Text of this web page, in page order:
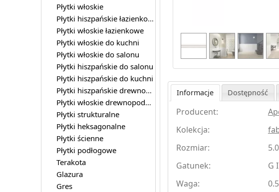
Informacje Dostępność
Producent:
Kolekcja:
Rozmiar:
Gatunek:
G I
Waga:
Płytki włoskie
Płytki hiszpańskie łazienkowe
Płytki włoskie łazienkowe
Płytki włoskie do kuchni
Płytki włoskie do salonu
Płytki hiszpańskie do salonu
Płytki hiszpańskie do kuchni
Płytki hiszpańskie drewnopodobne
Płytki włoskie drewnopodobne
Płytki strukturalne
Płytki heksagonalne
Płytki ścienne
Płytki podłogowe
Terakota
Glazura
Gres